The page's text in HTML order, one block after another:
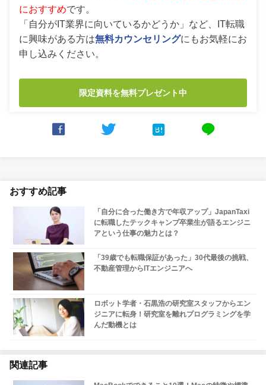
におすすめです。
「自分がIT業界に向いているかどうか」など、IT転職
に興味がある方は無料カウンセリングにもお気軽にお
申し込みください。
限定資料を無料プレゼント中
   line
おすすめ記事
「自分に合った働き方で年収アップ」JapanTaxi
に転職したテックキャンプ卒業生が語るエンジニ
アという仕事の魅力とは？
「39歳でも転職保証があった」30代最後の挑戦、
不動産管理からITエンジニアへ
ロボット学者・石黒浩の研究室スタッフからエン
ジニアに転身！研究室を離れプログラミングを学
んだ動機とは
関連記事